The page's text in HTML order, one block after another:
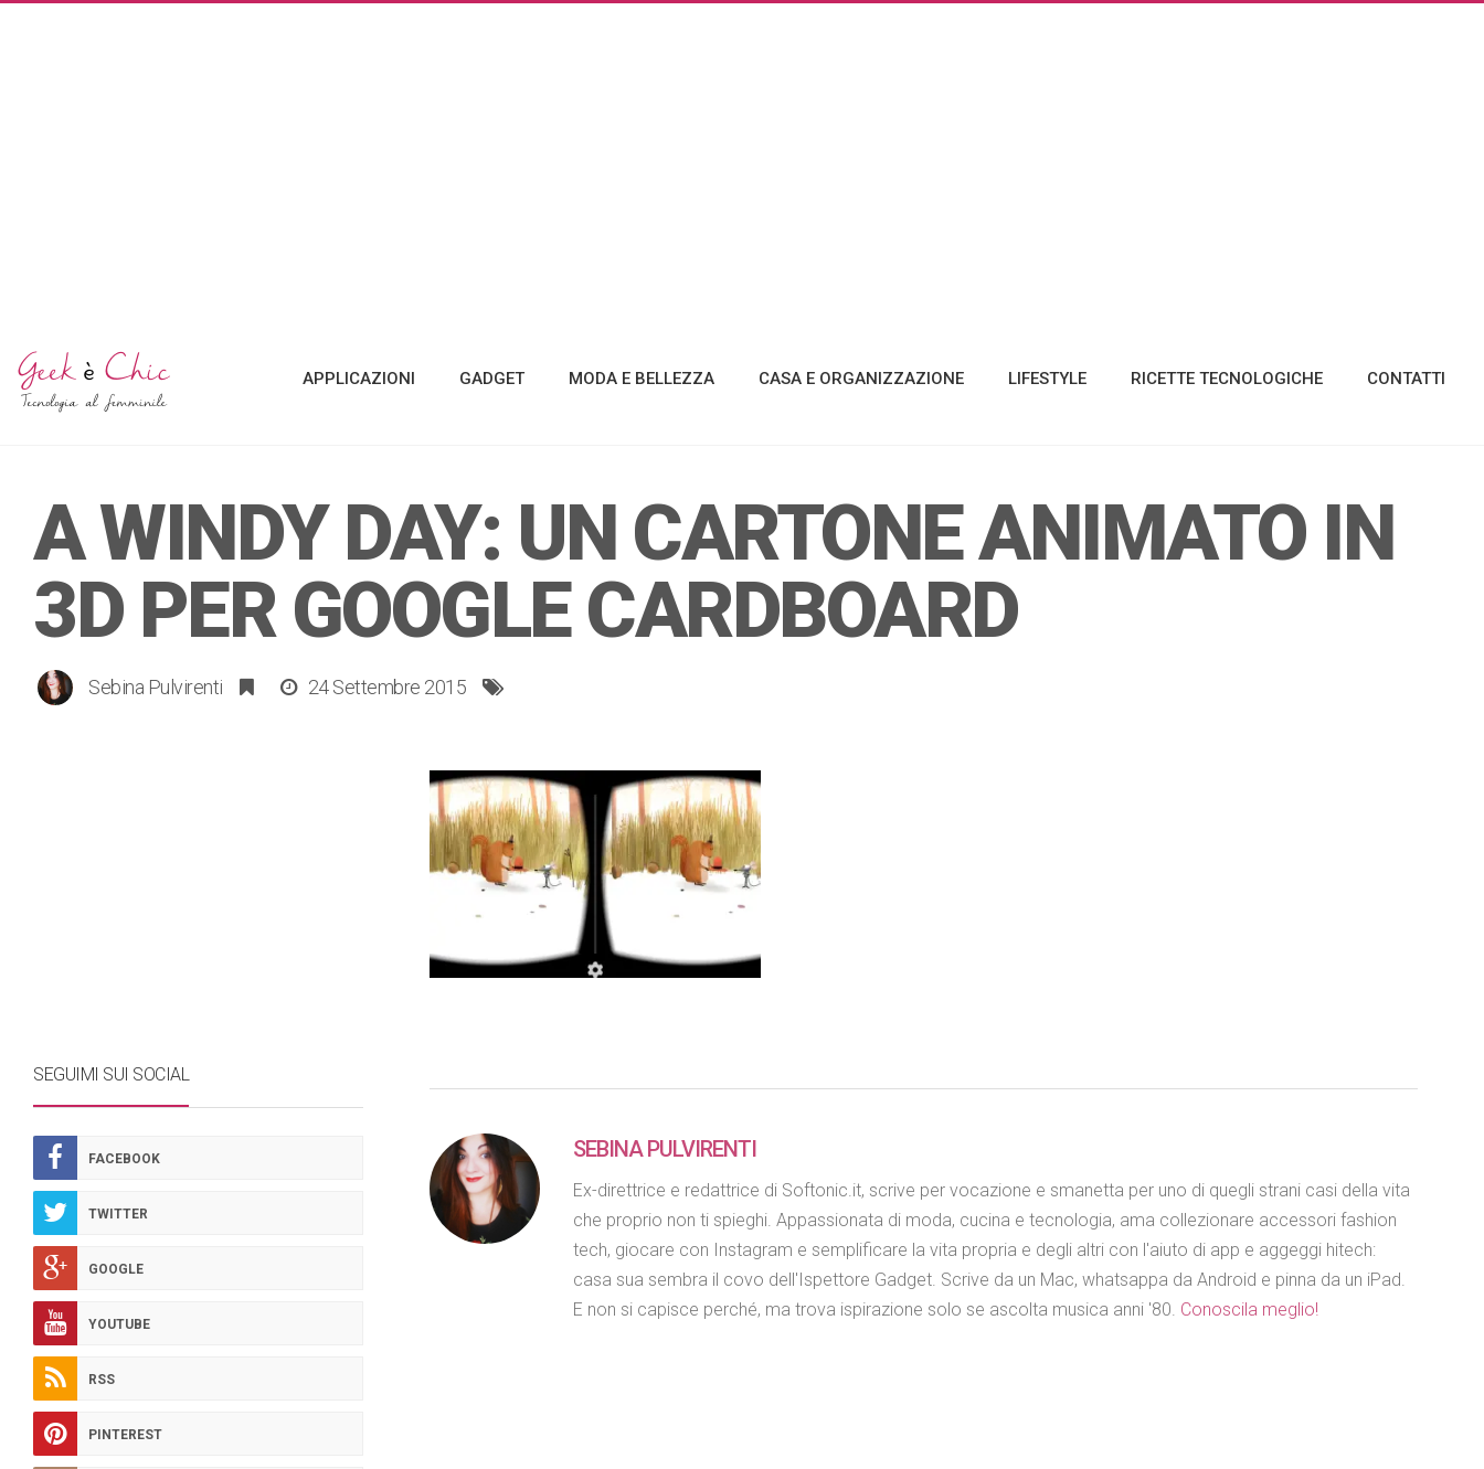
APPLICAZIONI GADGET MODA E BELLEZZA CASA E ORGANIZZAZIONE LIFESTYLE RICETTE TECNOLOGICHE CONTATTI
A WINDY DAY: UN CARTONE ANIMATO IN
3D PER GOOGLE CARDBOARD
Sebina Pulvirenti 24 Settembre 2015
SEBINA PULVIRENTI
Ex-direttrice e redattrice di Softonic.it, scrive per vocazione e smanetta per uno di quegli strani casi della vita
che proprio non ti spieghi. Appassionata di moda, cucina e tecnologia, ama collezionare accessori fashion
tech, giocare con Instagram e semplificare la vita propria e degli altri con l'aiuto di app e aggeggi hitech:
casa sua sembra il covo dell'Ispettore Gadget. Scrive da un Mac, whatsappa da Android e pinna da un iPad.
E non si capisce perché, ma trova ispirazione solo se ascolta musica anni '80. Conoscila meglio!
SEGUIMI SUI SOCIAL
FACEBOOK
TWITTER
GOOGLE
YOUTUBE
RSS
PINTEREST